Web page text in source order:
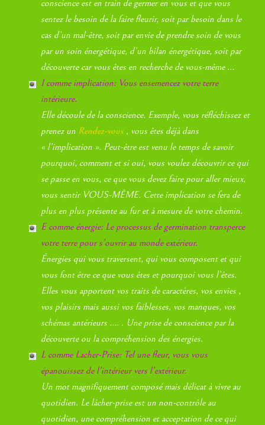
conscience est en train de germer en vous et que vous
sentez le besoin de la faire fleurir, soit par besoin dans le
cas d’un mal-être, soit par envie de prendre soin de vous
par un soin énergétique, d’un bilan énergétique, soit par
découverte car vous êtes en recherche de vous-même …
I comme implication: Vous ensemencez votre terre
intérieure.
Elle découle de la conscience. Exemple, vous réfléchissez et
prenez un Rendez-vous, vous êtes déjà dans
« l’implication ». Peut-être est venu le temps de savoir
pourquoi, comment et si oui, vous voulez découvrir ce qui
se passe en vous, ce que vous devez faire pour aller mieux,
vous sentir VOUS-MÊME. Cette implication se fera de
plus en plus présente au fur et à mesure de votre chemin.
E comme énergie: Le processus de germination transperce
votre terre pour s’ouvrir au monde extérieur.
Énergies qui vous traversent, qui vous composent et qui
vous font être ce que vous êtes et pourquoi vous l’êtes.
Elles vous apportent vos traits de caractères, vos envies ,
vos plaisirs mais aussi vos faiblesses, vos manques, vos
schémas antérieurs …. . Une prise de conscience par la
découverte ou la compréhension des énergies.
L comme Lacher-Prise: Tel une fleur, vous vous
épanouissez de l’intérieur vers l’extérieur.
Un mot magnifiquement composé mais délicat à vivre au
quotidien. Le lâcher-prise est un non-contrôle au
quotidien, une compréhension et acceptation de ce qui